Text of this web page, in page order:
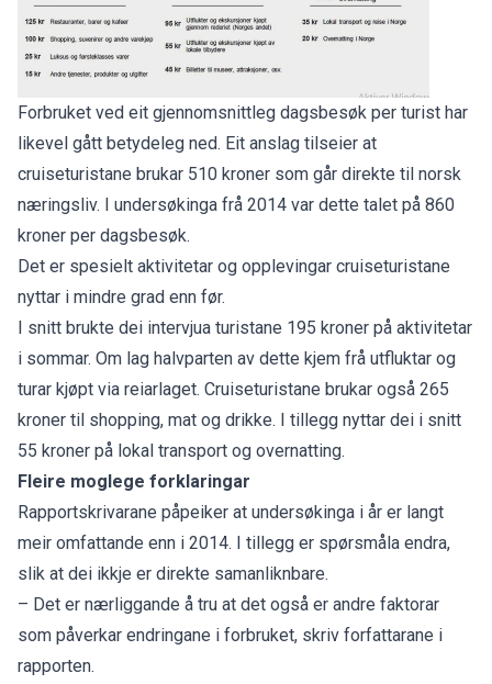
Forbruket ved eit gjennomsnittleg dagsbesøk per turist har
likevel gått betydeleg ned. Eit anslag tilseier at
cruiseturistane brukar 510 kroner som går direkte til norsk
næringsliv. I undersøkinga frå 2014 var dette talet på 860
kroner per dagsbesøk.
Det er spesielt aktivitetar og opplevingar cruiseturistane
nyttar i mindre grad enn før.
I snitt brukte dei intervjua turistane 195 kroner på aktivitetar
i sommar. Om lag halvparten av dette kjem frå utfluktar og
turar kjøpt via reiarlaget. Cruiseturistane brukar også 265
kroner til shopping, mat og drikke. I tillegg nyttar dei i snitt
55 kroner på lokal transport og overnatting.
Fleire moglege forklaringar
Rapportskrivarane påpeiker at undersøkinga i år er langt
meir omfattande enn i 2014. I tillegg er spørsmåla endra,
slik at dei ikkje er direkte samanliknbare.
– Det er nærliggande å tru at det også er andre faktorar
som påverkar endringane i forbruket, skriv forfattarane i
rapporten.